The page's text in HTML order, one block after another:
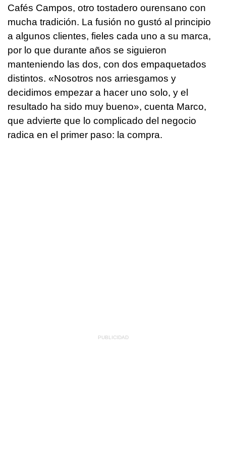
Cafés Campos, otro tostadero ourensano con
mucha tradición. La fusión no gustó al principio
a algunos clientes, fieles cada uno a su marca,
por lo que durante años se siguieron
manteniendo las dos, con dos empaquetados
distintos. «Nosotros nos arriesgamos y
decidimos empezar a hacer uno solo, y el
resultado ha sido muy bueno», cuenta Marco,
que advierte que lo complicado del negocio
radica en el primer paso: la compra.